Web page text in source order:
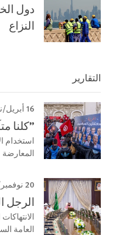
دول
النزاع
التقارير
16 أبريل/نيسان 2025
”كلنا
استخدام
المعارضة
20 نوفمبر/تشرين الثاني 2024
الرجل
العامة